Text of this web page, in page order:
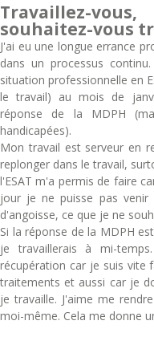
Travaillez-
souhaitez-vous
J'ai eu une longue errance
dans un processus
situation professionnelle en
le travail) au mois de
réponse de la MDPH
handicapées).
Mon travail est serveur en
replonger dans le travail,
l'ESAT m'a permis de faire
jour je ne puisse pas
d'angoisse, ce que je ne
Si la réponse de la MDPH
je travaillerais à mi-
récupération car je suis vite
traitements et aussi car je
je travaille. J'aime me
moi-même. Cela me donne